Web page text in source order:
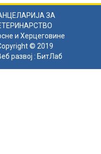
ЗА
и Херцеговине
© 2019
развој : БитЛаб